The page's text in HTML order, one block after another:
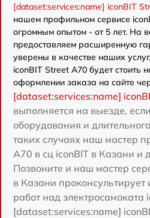
[dataset:services:name] iconBIT
нашем профильном сервисе
огромным опытом - от 5 лет. На
предоставляем расширенную
уверены в качестве наших
iconBIT Street A70 будет стоить
оформлении заказа на сайте
[dataset:services:name]
выполняется на выезде,
оборудования и
таких случаях наш мастер
A70 в сц iconBIT в Казани и
Позвоните и наш мастер
в Казани проконсультирует
работ над электросамоката
[dataset:services:name]